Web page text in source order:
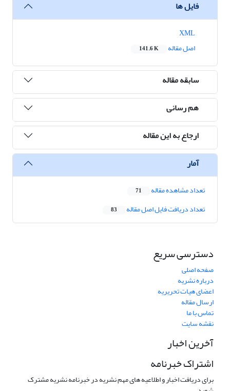
فایل ها
اصل مقاله
141.6 K
سابقه مقاله
هم رسانی
ارجاع به این مقاله
آمار
تعداد مشاهده مقاله 71
تعداد دریافت فایل اصل مقاله 83
دسترسی سریع
صفحه اصلی
درباره نشریه
اعضای هیات تحریریه
ارسال مقاله
تماس با ما
نقشه سایت
آخرین اخبار
اشتراک خبرنامه
برای دریافت اخبار و اطلاعیه های مهم نشریه در خبرنامه نشریه مشترک